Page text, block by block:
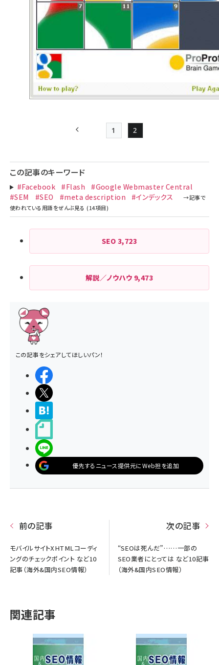
送
り
前ページ Page
1
Page
2
この記事のキーワード
#Facebook #Flash
#Google Webmaster Central
#SEM
#SEO #meta description #インデックス
SEO 3,723
解説／ノウハウ 9,473
この記事をシェアしてほしいパン！
優先するニュース提供元にWeb担を追加
前の記事
モバイルサイトXHTMLコーディ
ングのチェックポイント など10
記事（海外&国内SEO情報）
次の記事
“SEOは死んだ”……一部の
SEO業者にとっては など10記事
（海外&国内SEO情報）
関連記事